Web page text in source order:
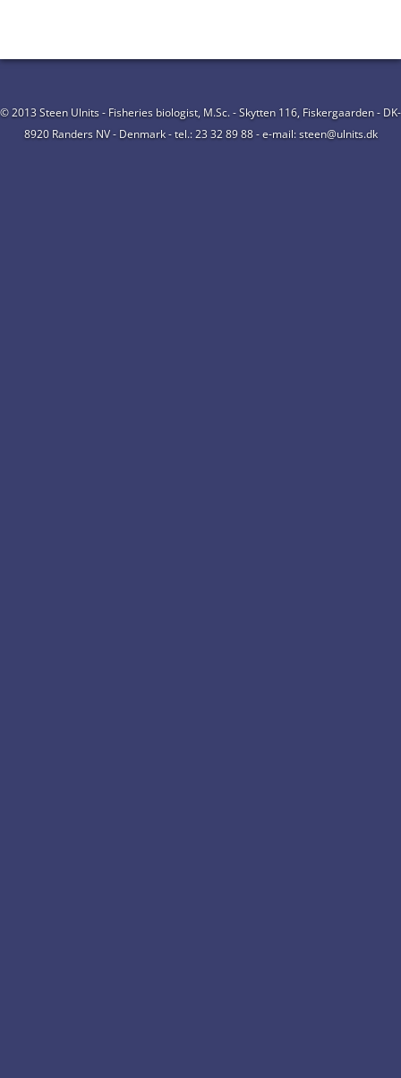
© 2013 Steen Ulnits - Fisheries biologist, M.Sc. - Skytten 116, Fiskergaarden - DK-
8920 Randers NV - Denmark - tel.: 23 32 89 88 - e-mail: steen@ulnits.dk